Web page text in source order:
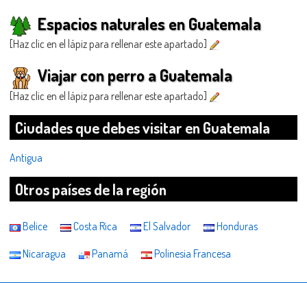
Espacios naturales en Guatemala
[Haz clic en el lápiz para rellenar este apartado]
Viajar con perro a Guatemala
[Haz clic en el lápiz para rellenar este apartado]
Ciudades que debes visitar en Guatemala
Antigua
Otros países de la región
Belice Costa Rica El Salvador
Honduras
Nicaragua
Panamá Polinesia Francesa